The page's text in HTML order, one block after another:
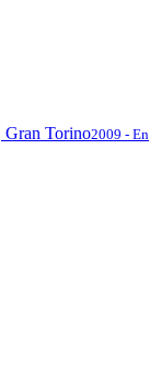
Gran Torino2009 - En